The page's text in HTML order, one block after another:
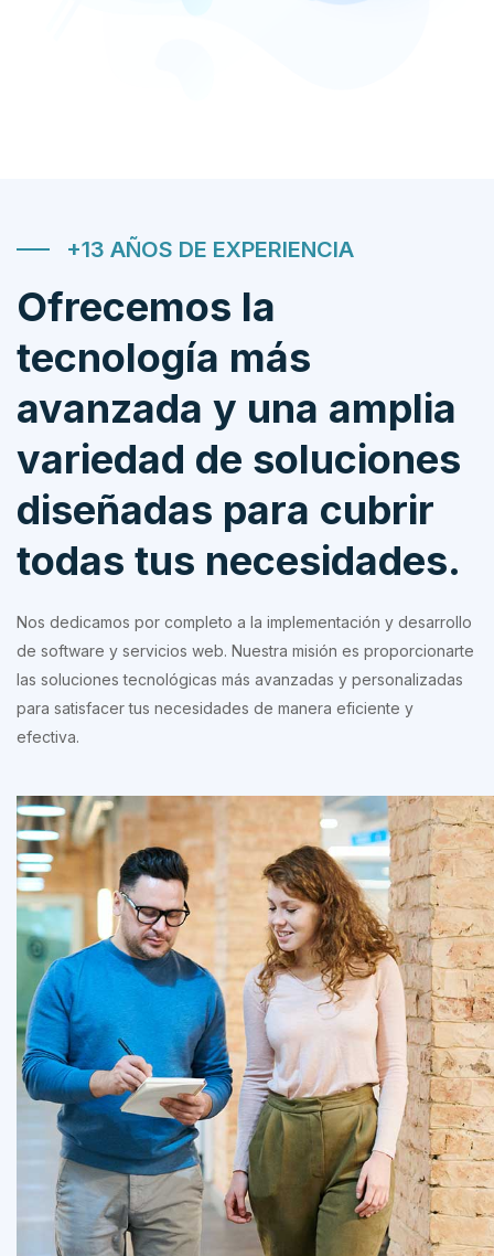
+13 AÑOS DE EXPERIENCIA
Ofrecemos la
tecnología más
avanzada y una amplia
variedad de soluciones
diseñadas para cubrir
todas tus necesidades.
Nos dedicamos por completo a la implementación y desarrollo
de software y servicios web. Nuestra misión es proporcionarte
las soluciones tecnológicas más avanzadas y personalizadas
para satisfacer tus necesidades de manera eficiente y
efectiva.